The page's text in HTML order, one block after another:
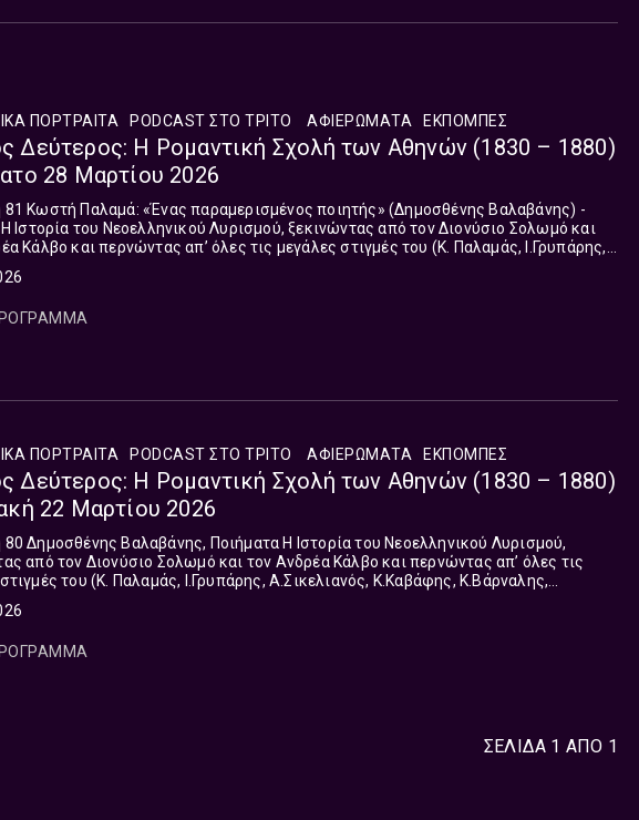
ΠΟΡΤΡΑΙΤΑ PODCAST ΣΤΟ ΤΡΊΤΟ ΑΦΙΕΡΏΜΑΤΑ ΕΚΠΟΜΠΈΣ
Δεύτερος: Η Ρομαντική Σχολή των Αθηνών (1830 – 1880)
28 Μαρτίου 2026
Βαλαβάνης) -
Κάλβο και περνώντας απ’ όλες τις μεγάλες στιγμές του (Κ. Παλαμάς, Ι.Γρυπάρης,
ΠΟΡΤΡΑΙΤΑ PODCAST ΣΤΟ ΤΡΊΤΟ ΑΦΙΕΡΏΜΑΤΑ ΕΚΠΟΜΠΈΣ
Δεύτερος: Η Ρομαντική Σχολή των Αθηνών (1830 – 1880)
22 Μαρτίου 2026
Λυρισμού,
από τον Διονύσιο Σολωμό και τον Ανδρέα Κάλβο και περνώντας απ’ όλες τις
του (Κ. Παλαμάς, Ι.Γρυπάρης, Α.Σικελιανός, Κ.Καβάφης, Κ.Βάρναλης,
ΣΕΛΙΔΑ 1 ΑΠΟ 1